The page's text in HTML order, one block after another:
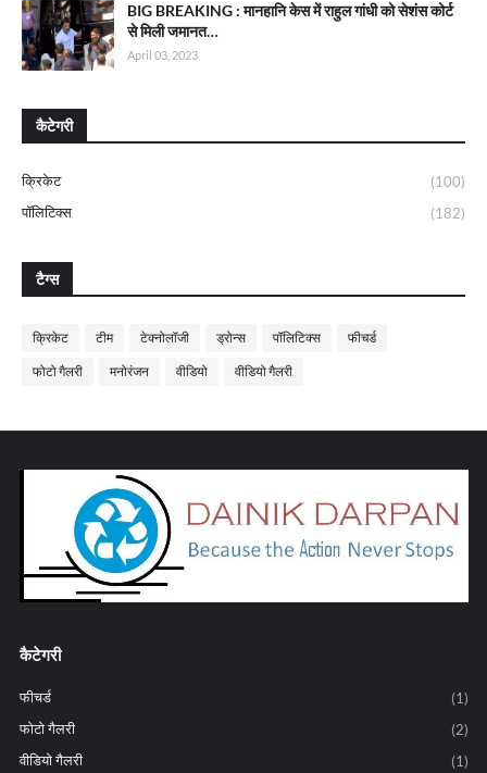
BIG BREAKING : मानहानि केस में राहुल गांधी को सेशंस कोर्ट
से मिली जमानत…
April 03, 2023
कैटेगरी
क्रिकेट
(100)
पॉलिटिक्स
(182)
टैग्स
क्रिकेट टीम टेक्नोलॉजी ड्रोन्स पॉलिटिक्स फीचर्ड
फोटो गैलरी मनोरंजन वीडियो वीडियो गैलरी
कैटेगरी
फीचर्ड
(1)
फोटो गैलरी
(2)
वीडियो गैलरी
(1)